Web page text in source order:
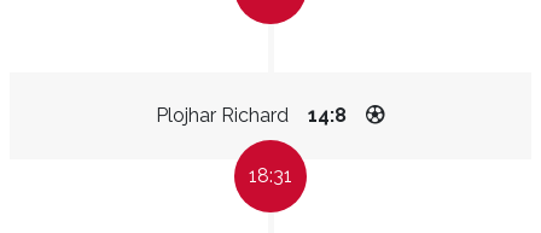
Plojhar Richard 14:8
18:31